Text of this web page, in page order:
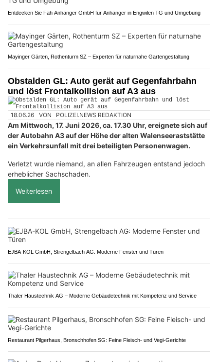
Entdecken Sie Fäh Anhänger GmbH für Anhänger in Engwilen TG und Umgebung
Mayinger Gärten, Rothenturm SZ – Experten für naturnahe Gartengestaltung
Obstalden GL: Auto gerät auf Gegenfahrbahn
und löst Frontalkollision auf A3 aus
18.06.26 VON POLIZEI.NEWS REDAKTION
Am Mittwoch, 17. Juni 2026, ca. 17.30 Uhr, ereignete sich auf
der Autobahn A3 auf der Höhe der alten Walenseeraststätte
ein Verkehrsunfall mit drei beteiligten Personenwagen.
Verletzt wurde niemand, an allen Fahrzeugen entstand jedoch
erheblicher Sachschaden.
Weiterlesen
EJBA-KOL GmbH, Strengelbach AG: Moderne Fenster und Türen
Thaler Haustechnik AG – Moderne Gebäudetechnik mit Kompetenz und Service
Restaurant Pilgerhaus, Bronschhofen SG: Feine Fleisch- und Vegi-Gerichte